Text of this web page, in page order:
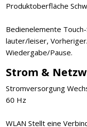
Produktoberfläche
Bedienelemente
lauter/leiser,
Wiedergabe/Pause.
Strom &
Stromversorgung
60 Hz
WLAN Stellt eine